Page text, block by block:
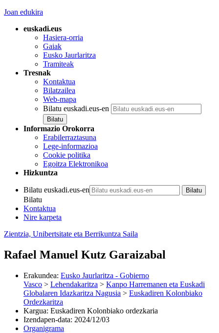
Joan edukira
euskadi.eus
Hasiera-orria
Gaiak
Eusko Jaurlaritza
Tramiteak
Tresnak
Kontaktua
Bilatzailea
Web-mapa
Bilatu euskadi.eus-en
Informazio Orokorra
Erabilerraztasuna
Lege-informazioa
Cookie politika
Egoitza Elektronikoa
Hizkuntza
Bilatu euskadi.eus-en
Bilatu
Kontaktua
Nire karpeta
Zientzia, Unibertsitate eta Berrikuntza Saila
Rafael Manuel Kutz Garaizabal
Erakundea: Eusko Jaurlaritza - Gobierno
Vasco > Lehendakaritza > Kanpo Harremanen eta Euskadi
Globalaren Idazkaritza Nagusia > Euskadiren Kolonbiako
Ordezkaritza
Kargua: Euskadiren Kolonbiako ordezkaria
Izendapen-data: 2024/12/03
Organigrama